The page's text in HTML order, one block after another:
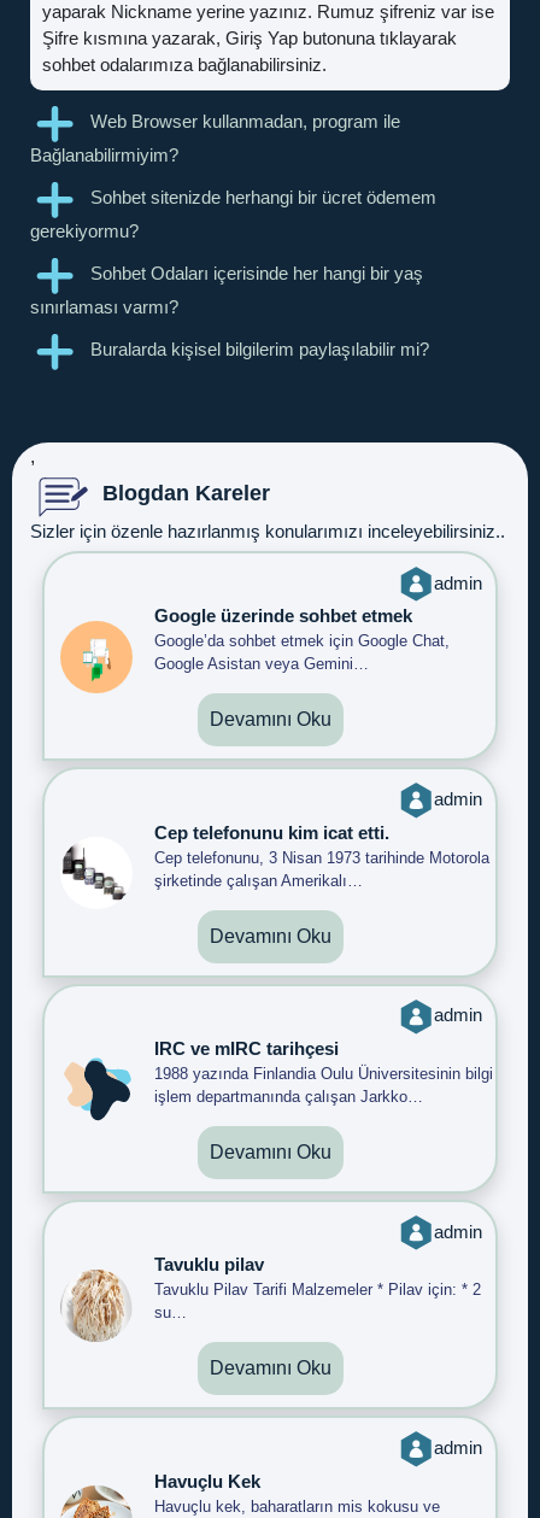
yaparak Nickname yerine yazınız. Rumuz şifreniz var ise
Şifre kısmına yazarak, Giriş Yap butonuna tıklayarak
sohbet odalarımıza bağlanabilirsiniz.
Web Browser kullanmadan, program ile
Bağlanabilirmiyim?
Sohbet sitenizde herhangi bir ücret ödemem
gerekiyormu?
Sohbet Odaları içerisinde her hangi bir yaş
sınırlaması varmı?
Buralarda kişisel bilgilerim paylaşılabilir mi?
,
Blogdan Kareler
Sizler için özenle hazırlanmış konularımızı inceleyebilirsiniz..
admin
Google üzerinde sohbet etmek
Google’da sohbet etmek için Google Chat,
Google Asistan veya Gemini…
Devamını Oku
admin
Cep telefonunu kim icat etti.
Cep telefonunu, 3 Nisan 1973 tarihinde Motorola
şirketinde çalışan Amerikalı…
Devamını Oku
admin
IRC ve mIRC tarihçesi
1988 yazında Finlandia Oulu Üniversitesinin bilgi
işlem departmanında çalışan Jarkko…
Devamını Oku
admin
Tavuklu pilav
Tavuklu Pilav Tarifi Malzemeler * Pilav için: * 2
su…
Devamını Oku
admin
Havuçlu Kek
Havuçlu kek, baharatların mis kokusu ve